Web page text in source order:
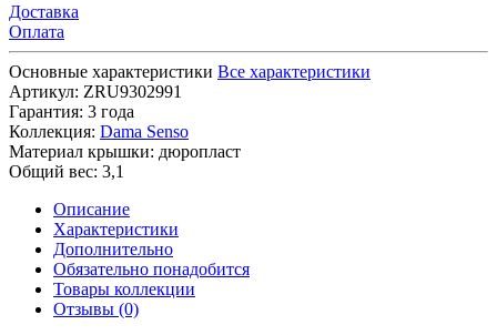
Доставка
Оплата
Основные характеристики Все характеристики
Артикул: ZRU9302991
Гарантия: 3 года
Коллекция: Dama Senso
Материал крышки: дюропласт
Общий вес: 3,1
Описание
Характеристики
Дополнительно
Обязательно понадобится
Товары коллекции
Отзывы (0)